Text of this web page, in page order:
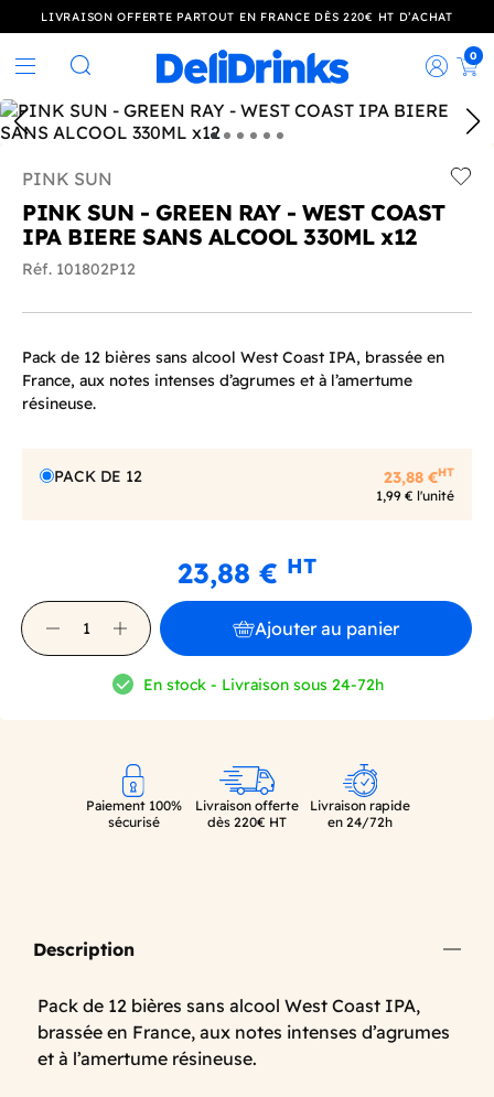
LIVRAISON OFFERTE PARTOUT EN FRANCE DÈS 220€ HT D’ACHAT
Rechercher
0
PINK SUN
PINK SUN - GREEN RAY - WEST COAST
IPA BIERE SANS ALCOOL 330ML x12
Réf. 101802P12
Pack de 12 bières sans alcool West Coast IPA, brassée en
France, aux notes intenses d’agrumes et à l’amertume
résineuse.
PACK DE 12 23,88 €HT
1,99 € l'unité
23,88 € HT
Ajouter au panier
En stock - Livraison sous 24-72h
Paiement 100%
sécurisé
Livraison offerte
dès 220€ HT
Livraison rapide
en 24/72h
Description
Pack de 12 bières sans alcool West Coast IPA,
brassée en France, aux notes intenses d’agrumes
et à l’amertume résineuse.